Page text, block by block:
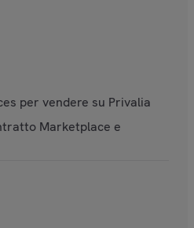
per vendere su Privalia
Marketplace e